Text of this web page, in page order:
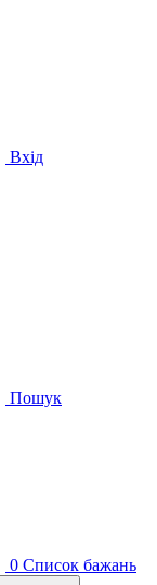
Вхід
Пошук
0 Список бажань